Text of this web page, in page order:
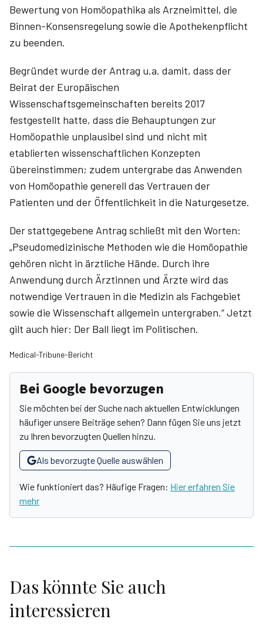
Bewertung von Homöopathika als Arzneimittel, die
Binnen-Konsensregelung sowie die Apothekenpflicht
zu beenden.
Begründet wurde der Antrag u.a. damit, dass der
Beirat der Europäischen
Wissenschaftsgemeinschaften bereits 2017
festgestellt hatte, dass die Behauptungen zur
Homöopathie unplausibel sind und nicht mit
etablierten wissenschaftlichen Konzepten
übereinstimmen; zudem untergrabe das Anwenden
von Homöopathie generell das Vertrauen der
Patienten und der Öffentlichkeit in die Naturgesetze.
Der stattgegebene Antrag schließt mit den Worten:
„Pseudomedizinische Methoden wie die Homöopathie
gehören nicht in ärztliche Hände. Durch ihre
Anwendung durch Ärztinnen und Ärzte wird das
notwendige Vertrauen in die Medizin als Fachgebiet
sowie die Wissenschaft allgemein untergraben.“ Jetzt
gilt auch hier: Der Ball liegt im Politischen.
Medical-Tribune-Bericht
Bei Google bevorzugen
Sie möchten bei der Suche nach aktuellen Entwicklungen
häufiger unsere Beiträge sehen? Dann fügen Sie uns jetzt
zu Ihren bevorzugten Quellen hinzu.
Als bevorzugte Quelle auswählen
Wie funktioniert das? Häufige Fragen: Hier erfahren Sie
mehr
Das könnte Sie auch
interessieren